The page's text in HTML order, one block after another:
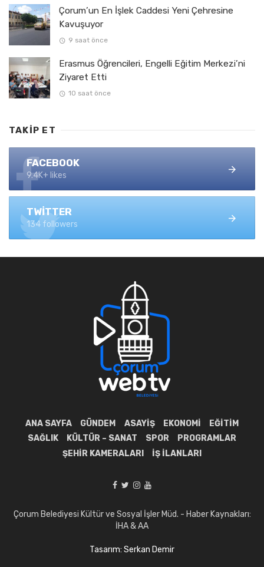
Çorum’un En İşlek Caddesi Yeni Çehresine
Kavuşuyor
9 saat önce
Erasmus Öğrencileri, Engelli Eğitim Merkezi’ni
Ziyaret Etti
10 saat önce
TAKIP ET
FACEBOOK
9.4K+ likes
TWITTER
134 followers
ANA SAYFA GÜNDEM ASAYIŞ EKONOMI
EĞITIM
SAĞLIK
KÜLTÜR – SANAT SPOR
PROGRAMLAR
ŞEHIR KAMERALARI
İŞ İLANLARI
Çorum Belediyesi Kültür ve Sosyal İşler Müd. - Haber Kaynakları:
İHA & AA
Tasarım: Serkan Demir